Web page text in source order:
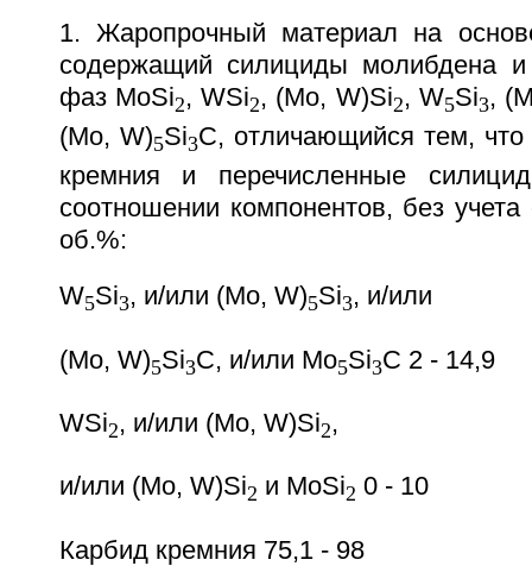
1. Жаропрочный материал на
содержащий силициды молибдена
фаз MoSi2, WSi2, (Mo, W)Si2, W5Si3,
(Mo, W)5Si3C, отличающийся тем,
кремния и перечисленные
соотношении компонентов, без
об.%:
W5Si3, и/или (Mo, W)5Si3, и/или
(Mo, W)5Si3C, и/или Mo5Si3C 2 - 14,9
WSi2, и/или (Mo, W)Si2,
и/или (Mo, W)Si2 и MoSi2 0 - 10
Карбид кремния 75,1 - 98